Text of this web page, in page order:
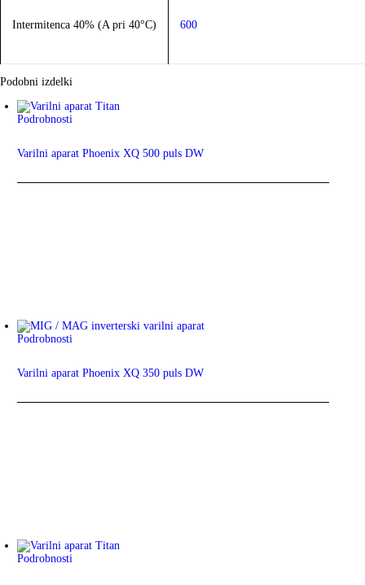
Intermitenca 40% (A pri 40°C) 600
Podobni izdelki
Podrobnosti
Varilni aparat Phoenix XQ 500 puls DW
Podrobnosti
Varilni aparat Phoenix XQ 350 puls DW
Podrobnosti